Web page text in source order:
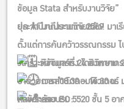
ข้อมูล Stata สำหรับงานวิจัย”
ประจำปีงบประมาณ 2569
ยุค AI มาถึงงานวิจัยแล้ว! มา
ตั้งแต่การค้นคว้าวรรณกรรม
วิเคราะห์ข้อมูลจริง โดยวิทยา
อำนวยการสำนักคอมพิวเตอร์
เจ้าพระยา
วันจันทร์ที่ 24 สิงหาคม
เวลา 08.30 – 16.30 น.
ห้อง EC 5520 ชั้น 5 อ
หัวข้อการอบรม: